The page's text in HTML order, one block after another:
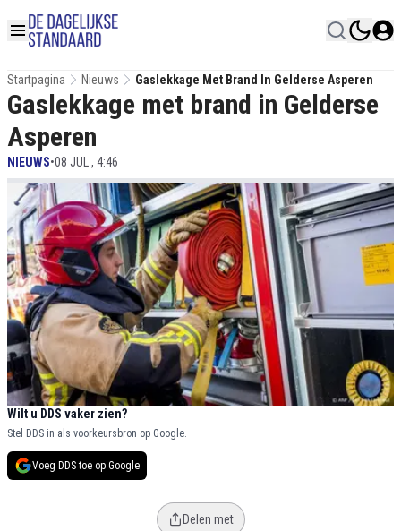
Startpagina Nieuws Gaslekkage Met Brand In Gelderse Asperen
Gaslekkage met brand in Gelderse
Asperen
NIEUWS•08 JUL , 4:46
Wilt u DDS vaker zien?
Stel DDS in als voorkeursbron op Google.
Voeg DDS toe op Google
Delen met